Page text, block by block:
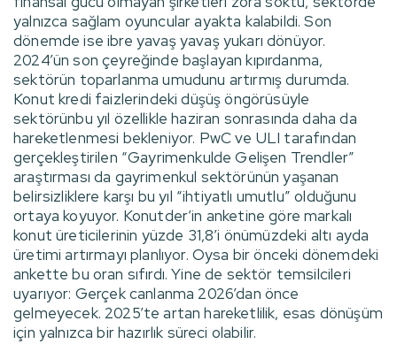
yalnızca sağlam oyuncular ayakta kalabildi. Son
dönemde ise ibre yavaş yavaş yukarı dönüyor.
2024’ün son çeyreğinde başlayan kıpırdanma,
sektörün toparlanma umudunu artırmış durumda.
Konut kredi faizlerindeki düşüş öngörüsüyle
sektörünbu yıl özellikle haziran sonrasında daha da
hareketlenmesi bekleniyor. PwC ve ULI tarafından
gerçekleştirilen “Gayrimenkulde Gelişen Trendler”
araştırması da gayrimenkul sektörünün yaşanan
belirsizliklere karşı bu yıl “ihtiyatlı umutlu” olduğunu
ortaya koyuyor. Konutder’in anketine göre markalı
konut üreticilerinin yüzde 31,8’i önümüzdeki altı ayda
üretimi artırmayı planlıyor. Oysa bir önceki dönemdeki
ankette bu oran sıfırdı. Yine de sektör temsilcileri
uyarıyor: Gerçek canlanma 2026’dan önce
gelmeyecek. 2025’te artan hareketlilik, esas dönüşüm
için yalnızca bir hazırlık süreci olabilir.